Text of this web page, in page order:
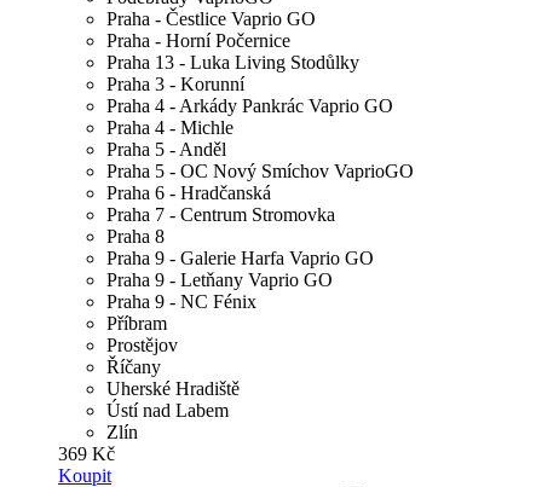
Praha - Čestlice Vaprio GO
Praha - Horní Počernice
Praha 13 - Luka Living Stodůlky
Praha 3 - Korunní
Praha 4 - Arkády Pankrác Vaprio GO
Praha 4 - Michle
Praha 5 - Anděl
Praha 5 - OC Nový Smíchov VaprioGO
Praha 6 - Hradčanská
Praha 7 - Centrum Stromovka
Praha 8
Praha 9 - Galerie Harfa Vaprio GO
Praha 9 - Letňany Vaprio GO
Praha 9 - NC Fénix
Příbram
Prostějov
Říčany
Uherské Hradiště
Ústí nad Labem
Zlín
369 Kč
Koupit